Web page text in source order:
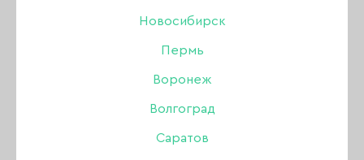
Новосибирск
Пермь
Воронеж
Волгоград
Саратов